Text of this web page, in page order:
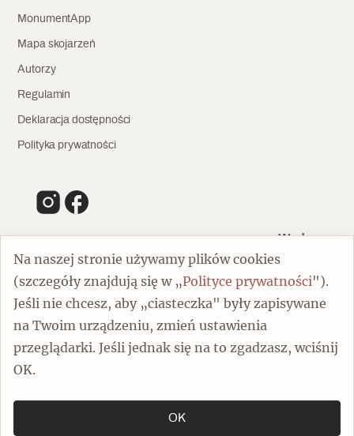
Na naszej stronie używamy plików cookies
(szczegóły znajdują się w „Polityce prywatności").
Jeśli nie chcesz, aby „ciasteczka" były zapisywane
na Twoim urządzeniu, zmień ustawienia
przeglądarki. Jeśli jednak się na to zgadzasz, wciśnij
OK.
OK
MonumentApp
Mapa skojarzeń
Autorzy
Regulamin
Deklaracja dostępności
Polityka prywatności
Wydawca
00-805 Warszawa
ul. Chmielna 132/134
Dofinansowano ze środków Ministra Kultury i Dziedzictwa
Narodowego